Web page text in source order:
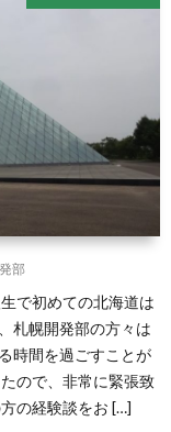
部
で初めての北海道は
札幌開発部の方々は
時間を過ごすことが
ので、非常に緊張致
の経験談をお […]